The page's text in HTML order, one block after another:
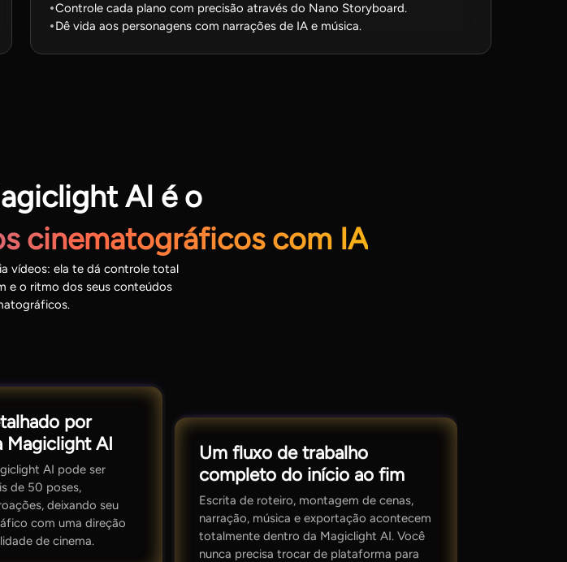
Controle cada plano com precisão através do Nano Storyboard.
Dê vida aos personagens com narrações de IA e música.
AI é o
cinematográficos com IA
vídeos: ela te dá controle total
e o ritmo dos seus conteúdos
por
Magiclight AI
AI pode ser
de 50 poses,
deixando seu
com uma direção
de cinema.
Um fluxo de trabalho
completo do início ao fim
Escrita de roteiro, montagem de cenas,
narração, música e exportação acontecem
totalmente dentro da Magiclight AI. Você
nunca precisa trocar de plataforma para